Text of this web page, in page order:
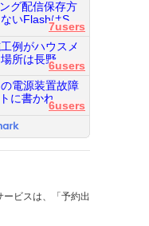
グ配信保存方
いFlashはS...
7users
例がハウスメ
所は長野...
6users
電源装置故障
に書かれ...
6users
ビスは、「予約出